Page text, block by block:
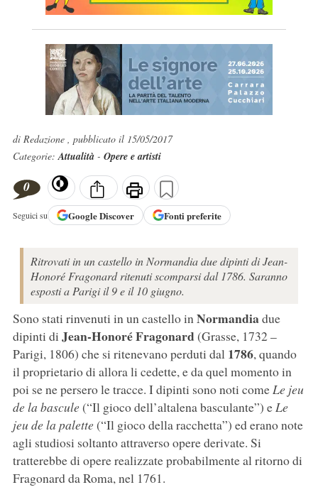
di Redazione , pubblicato il 15/05/2017
Categorie:Attualità - Opere e artisti
0
Seguici su GoogleDiscover Fonti preferite
Ritrovati in un castello in Normandia due dipinti di Jean-
Honoré Fragonard ritenuti scomparsi dal 1786. Saranno
esposti a Parigi il 9 e il 10 giugno.
Sono stati rinvenuti in un castello inNormandiadue
dipinti di Jean-Honoré Fragonard(Grasse, 1732 –
Parigi, 1806) che si ritenevano perduti dal 1786, quando
il proprietario di allora li cedette, e da quel momento in
poi se ne persero le tracce. I dipinti sono noti comeLe jeu
de la bascule(“Il gioco dell’altalena basculante”) eLe
jeu de la palette(“Il gioco della racchetta”) ed erano note
agli studiosi soltanto attraverso opere derivate. Si
tratterebbe di opere realizzate probabilmente al ritorno di
Fragonard da Roma, nel 1761.